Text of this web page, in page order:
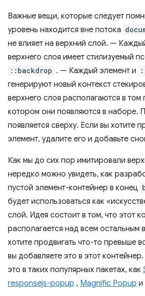
Важные вещи, которые следует
уровень находится вне потока
не влияет на верхний слой. —
верхнего слоя имеет стилизуемый
::backdrop . — Каждый элемент и
генерируют новый контекст
верхнего слоя располагаются в том
котором они появляются в наборе.
появляется сверху. Если вы хотите
элемент, удалите его и добавьте
Как мы до сих пор имитировали
нередко можно увидеть, как
пустой элемент-контейнер в конец
будет использоваться как
слой. Идея состоит в том, что этот
располагается над всем остальным
хотите продвигать что-то превыше
вы добавляете это в этот
это в таких популярных пакетах, как
responsejs-popup , Magnific Popup и